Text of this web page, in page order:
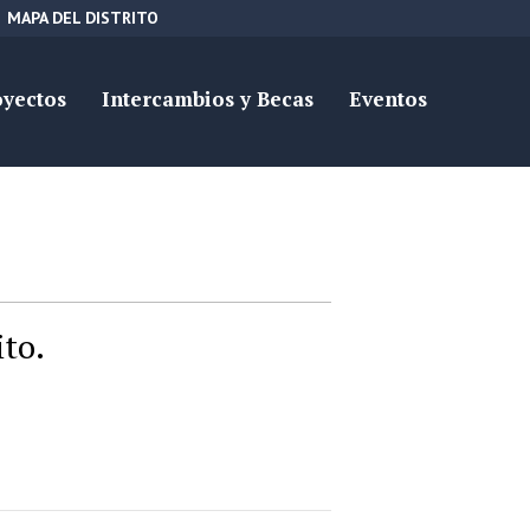
MAPA DEL DISTRITO
Intercambios y Becas Eventos